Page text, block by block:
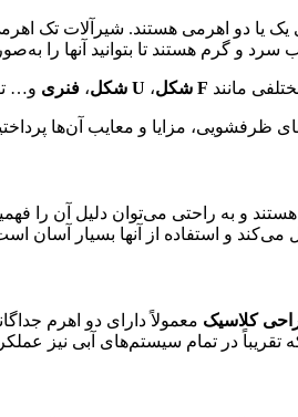
یک یا دو اهرمی هستند. شیرآلات تک
سرد و گرم هستند تا بتوانید آنها را
مانند ، U شکل ، فنری و…
ظرفشویی، مزایا و معایب آن‌ها
و به راحتی می‌توان دلیل آن را
می‌کند و استفاده از آنها بسیار آسان
کلاسیک معمولاً دارای دو اهرم
در تمام سیستم‌های آبی نیز